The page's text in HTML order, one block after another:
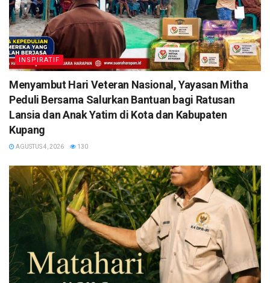
INSPIRATIF
​Menyambut Hari Veteran Nasional, Yayasan Mitha
Peduli Bersama Salurkan Bantuan bagi Ratusan
Lansia dan Anak Yatim di Kota dan Kabupaten
Kupang
AGUSTUS 4, 2026 130